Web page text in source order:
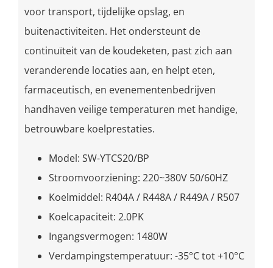
voor transport, tijdelijke opslag, en
buitenactiviteiten. Het ondersteunt de
continuïteit van de koudeketen, past zich aan
veranderende locaties aan, en helpt eten,
farmaceutisch, en evenementenbedrijven
handhaven veilige temperaturen met handige,
betrouwbare koelprestaties.
Model: SW-YTCS20/BP
Stroomvoorziening: 220~380V 50/60HZ
Koelmiddel: R404A / R448A / R449A / R507
Koelcapaciteit: 2.0PK
Ingangsvermogen: 1480W
Verdampingstemperatuur: -35°C tot +10°C